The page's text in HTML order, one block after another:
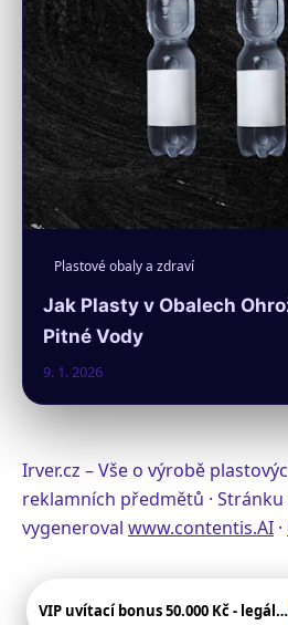
Plastové obaly a zdraví
Jak Plasty v Obalech
Pitné Vody
9. 1. 2026
Irver.cz – Vše o výrobě
reklamních předmětů ·
vygeneroval www.contentis.AI ·
VIP uvítací bonus 50.000 Kč - legální české kasíno